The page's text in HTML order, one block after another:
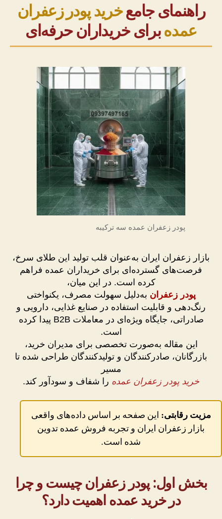
برای
خریداران
حرفه‌ای
راهنمای جامعخرید پودر زعفران
عمدهبرای خریداران حرفه‌ای
پودر زعفران عمده سه ترکیبه
بازار زعفران ایران به‌عنوان قلب تولید این طلای سرخ،
فرصت‌های گسترده‌ای برای خریداران عمده فراهم
کرده است. در این میان،
پودر زعفران به‌دلیل سهولت مصرف، یکنواختی
رنگ‌دهی و قابلیت استفاده در صنایع غذایی، دارویی و
صادراتی، جایگاه ویژه‌ای در معاملات B2B پیدا کرده
است.
این مقاله به‌صورت تخصصی برای مدیران خرید،
بازرگانان، صادرکنندگان و تولیدکنندگان طراحی شده تا
مسیر
خرید پودر زعفران عمده را شفاف و سودآور کند.
مزیت رقابتی: این صفحه بر اساس داده‌های واقعی
بازار زعفران ایران و تجربه فروش عمده تدوین
شده است.
بخش اول: پودر زعفران چیست و چرا
در خرید عمده اهمیت دارد؟